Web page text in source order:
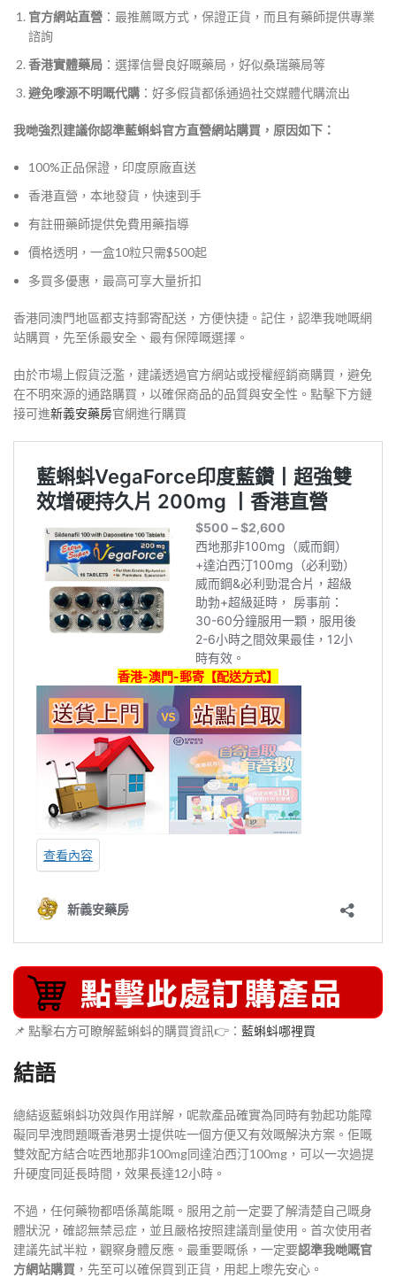
官方網站直營 ：最推薦嘅方式，保證正貨，而且有藥師提供專業
諮詢
香港實體藥局 ：選擇信譽良好嘅藥局，好似桑瑞藥局等
避免嚟源不明嘅代購 ：好多假貨都係通過社交媒體代購流出
我哋強烈建議你認準藍蝌蚪官方直營網站購買，原因如下：
100%正品保證，印度原廠直送
香港直營，本地發貨，快速到手
有註冊藥師提供免費用藥指導
價格透明，一盒10粒只需$500起
多買多優惠，最高可享大量折扣
香港同澳門地區都支持郵寄配送，方便快捷。記住，認準我哋嘅網
站購買，先至係最安全、最有保障嘅選擇。
由於市場上假貨泛濫，建議透過官方網站或授權經銷商購買，避免
在不明來源的通路購買，以確保商品的品質與安全性。點擊下方鏈
接可進新義安藥房官網進行購買
📌 點擊右方可瞭解藍蝌蚪的購買資訊👉： 藍蝌蚪哪裡買
結語
總結返藍蝌蚪功效與作用詳解，呢款產品確實為同時有勃起功能障
礙同早洩問題嘅香港男士提供咗一個方便又有效嘅解決方案。佢嘅
雙效配方結合咗西地那非100mg同達泊西汀100mg，可以一次過提
升硬度同延長時間，效果長達12小時。
不過，任何藥物都唔係萬能嘅。服用之前一定要了解清楚自己嘅身
體狀況，確認無禁忌症，並且嚴格按照建議劑量使用。首次使用者
建議先試半粒，觀察身體反應。最重要嘅係，一定要認準我哋嘅官
方網站購買 ，先至可以確保買到正貨，用起上嚟先安心。